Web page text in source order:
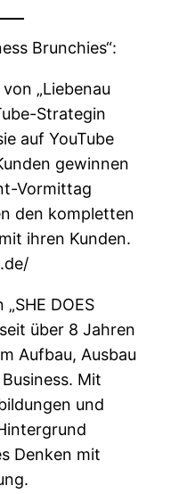
Brunchies“:
„Liebenau
Strategin
auf YouTube
gewinnen
Vormittag
den kompletten
ihren Kunden.
DOES
über 8 Jahren
Aufbau, Ausbau
Mit
und
Denken mit